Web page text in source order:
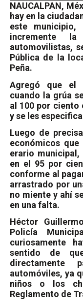
NAUCALPAN,
hay en la
este
incremente
automovilistas,
Pública de la
Peña.
Agregó que el
cuando la grúa
al 100 por ciento
y se les
Luego de
económicos
erario
en el 95 por
conforme al
arrastrado por
no miente y ahí
en una falta.
Héctor
Policía
curiosamente
sentido de
automóviles, ya
niños o los
Reglamento de